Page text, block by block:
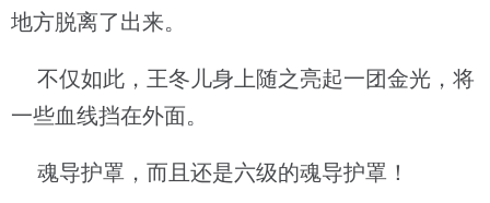
地方脱离了出来。
不仅如此，王冬儿身上随之亮起一团金光，将
一些血线挡在外面。
魂导护罩，而且还是六级的魂导护罩！